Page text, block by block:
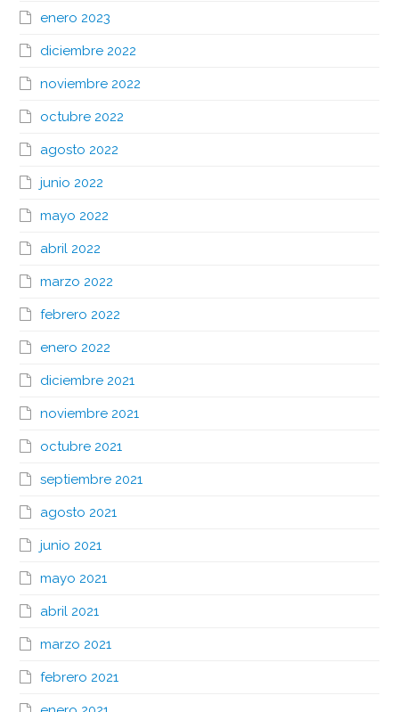
enero 2023
diciembre 2022
noviembre 2022
octubre 2022
agosto 2022
junio 2022
mayo 2022
abril 2022
marzo 2022
febrero 2022
enero 2022
diciembre 2021
noviembre 2021
octubre 2021
septiembre 2021
agosto 2021
junio 2021
mayo 2021
abril 2021
marzo 2021
febrero 2021